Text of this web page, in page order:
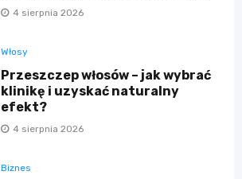
4 sierpnia 2026
Włosy
Przeszczep włosów – jak wybrać
klinikę i uzyskać naturalny
efekt?
4 sierpnia 2026
Biznes